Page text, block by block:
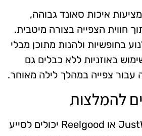
אוזניות Bluetooth מציעות איכות סאונד גבוהה,
חווית הצפייה בצורה מיטבית.
בחופשיות ולהנות מתוכן מבלי
באוזניות ללא כבלים גם
עבור צפייה במהלך לילה מאוחר.
להמלצות
שירותים כמו JustWatch או Reelgood יכולים לסייע